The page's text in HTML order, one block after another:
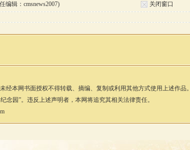
编辑：cmsnews2007)
关闭窗口
经本网书面授权不得转载、摘编、复制或利用其他方式使用上述作品。
念园”。违反上述声明者，本网将追究其相关法律责任。